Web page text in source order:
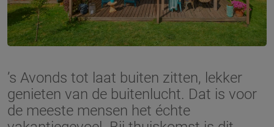
’s Avonds tot laat buiten zitten, lekker
genieten van de buitenlucht. Dat is voor
de meeste mensen het échte